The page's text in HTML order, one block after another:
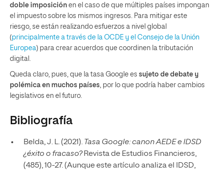
doble imposición en el caso de que múltiples países impongan
el impuesto sobre los mismos ingresos. Para mitigar este
riesgo, se están realizando esfuerzos a nivel global
(principalmente a través de la OCDE y el Consejo de la Unión
Europea) para crear acuerdos que coordinen la tributación
digital.
Queda claro, pues, que la tasa Google es sujeto de debate y
polémica en muchos países, por lo que podría haber cambios
legislativos en el futuro.
Bibliografía
Belda, J. L. (2021). Tasa Google: canon AEDE e IDSD
¿éxito o fracaso? Revista de Estudios Financieros,
(485), 10-27. (Aunque este artículo analiza el IDSD,